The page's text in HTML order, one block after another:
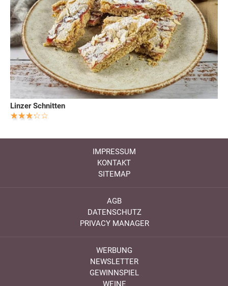
Linzer Schnitten
IMPRESSUM
KONTAKT
SITEMAP
AGB
DATENSCHUTZ
PRIVACY MANAGER
WERBUNG
NEWSLETTER
GEWINNSPIEL
WEINE